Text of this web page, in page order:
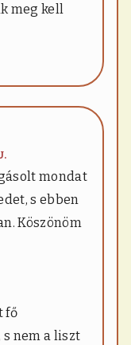
meg kell
mondat
s ebben
Köszönöm
fő
s nem a liszt